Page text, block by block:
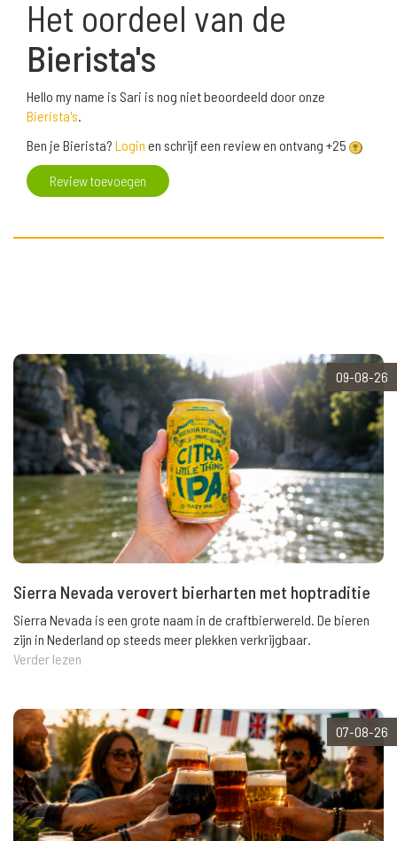
Het oordeel van de
Bierista's
Hello my name is Sari is nog niet beoordeeld door onze
Bierista's.
Ben je Bierista? Login en schrijf een review en ontvang +25
Review toevoegen
09-08-26
Sierra Nevada verovert bierharten met hoptraditie
Sierra Nevada is een grote naam in de craftbierwereld. De bieren
zijn in Nederland op steeds meer plekken verkrijgbaar.
Verder lezen
07-08-26